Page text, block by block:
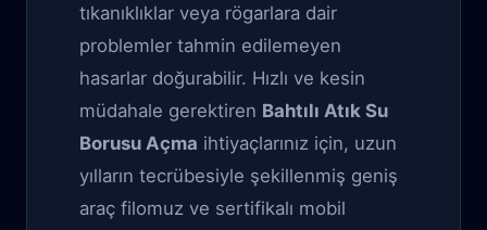
tıkanıklıklar veya rögarlara dair
problemler tahmin edilemeyen
hasarlar doğurabilir. Hızlı ve kesin
müdahale gerektiren Bahtılı Atık Su
Borusu Açma ihtiyaçlarınız için, uzun
yılların tecrübesiyle şekillenmiş geniş
araç filomuz ve sertifikalı mobil